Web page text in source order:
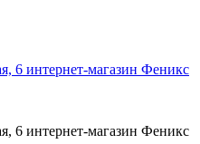
6 интернет-магазин Феникс
6 интернет-магазин Феникс